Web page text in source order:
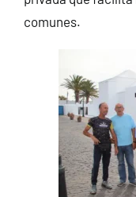
comunes.